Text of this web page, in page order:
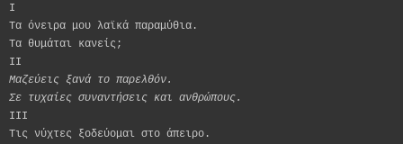
I
Τα όνειρα μου λαϊκά παραμύθια.
Τα θυμάται κανείς;
ΙΙ
Μαζεύεις ξανά το παρελθόν.
Σε τυχαίες συναντήσεις και ανθρώπους.
ΙΙΙ
Τις νύχτες ξοδεύομαι στο άπειρο.